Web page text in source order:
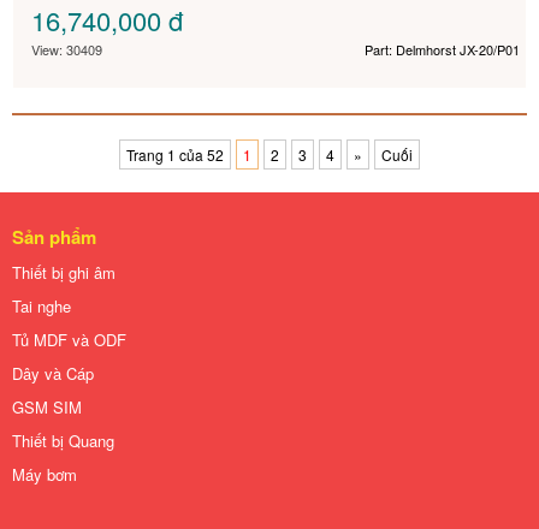
16,740,000đ
View: 30409 Part: Delmhorst JX-20/P01
Trang 1 của 52 1 2 3 4 » Cuối
Sản phẩm
Thiết bị ghi âm
Tai nghe
Tủ MDF và ODF
Dây và Cáp
GSM SIM
Thiết bị Quang
Máy bơm